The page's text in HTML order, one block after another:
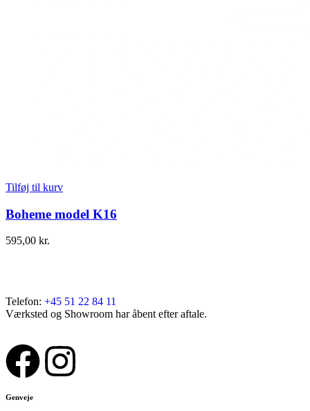
Tilføj til kurv
Boheme model K16
595,00 kr.
Telefon: +45 51 22 84 11
Værksted og Showroom har åbent efter aftale.
Genveje